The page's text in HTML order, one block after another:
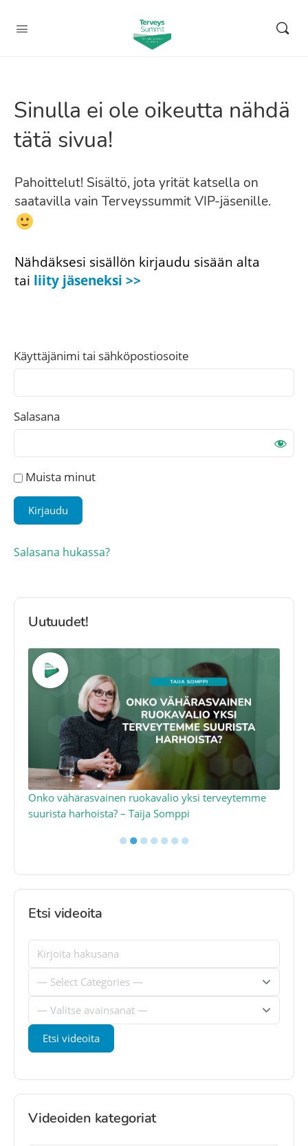
Sinulla ei ole oikeutta nähdä
tätä sivua!
Pahoittelut! Sisältö, jota yrität katsella on
saatavilla vain Terveyssummit VIP-jäsenille.
Nähdäksesi sisällön kirjaudu sisään alta
tai liity jäseneksi >>
Käyttäjänimi tai sähköpostiosoite
Salasana
Muista minut
Salasana hukassa?
Uutuudet!
Onko vähärasvainen ruokavalio yksi terveytemme
suurista harhoista? – Taija Somppi
●●●●●●●
Etsi videoita
Videoiden kategoriat